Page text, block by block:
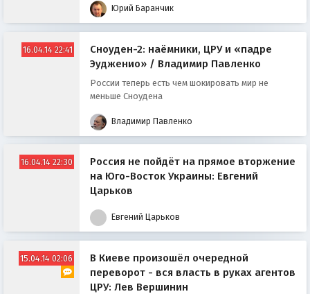
государственности как антирусского проекта он и
вырос, а сейчас начал сам себя поедать.
Юрий Баранчик
16.04.14 22:41
Сноуден-2: наёмники, ЦРУ и «падре
Эудженио» / Владимир Павленко
России теперь есть чем шокировать мир не
меньше Сноудена
Владимир Павленко
16.04.14 22:30
Россия не пойдёт на прямое вторжение
на Юго-Восток Украины: Евгений
Царьков
Евгений Царьков
15.04.14 02:06
В Киеве произошёл очередной
переворот - вся власть в руках агентов
ЦРУ: Лев Вершинин